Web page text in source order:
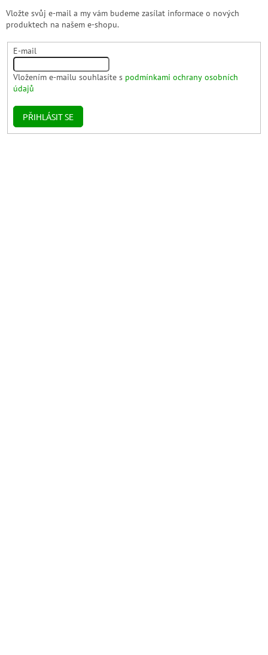
Vložte svůj e-mail a my vám budeme zasílat informace o nových
produktech na našem e-shopu.
E-mail
Vložením e-mailu souhlasíte s podmínkami ochrany osobních
údajů
PŘIHLÁSIT SE